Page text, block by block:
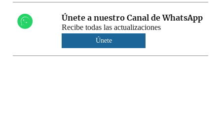
Únete a nuestro Canal de WhatsApp
Recibe todas las actualizaciones
Únete